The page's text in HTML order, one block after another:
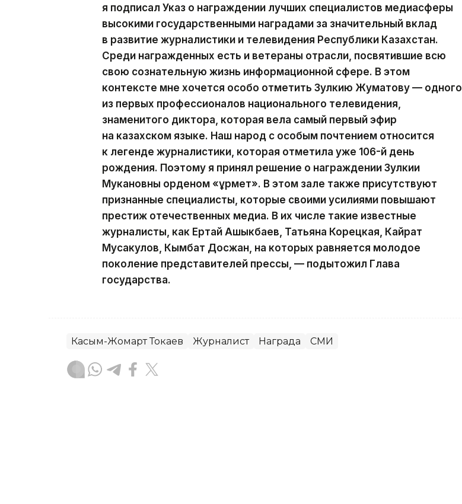
я подписал Указ о награждении лучших специалистов медиасферы
высокими государственными наградами за значительный вклад
в развитие журналистики и телевидения Республики Казахстан.
Среди награжденных есть и ветераны отрасли, посвятившие всю
свою сознательную жизнь информационной сфере. В этом
контексте мне хочется особо отметить Зулкию Жуматову — одного
из первых профессионалов национального телевидения,
знаменитого диктора, которая вела самый первый эфир
на казахском языке. Наш народ с особым почтением относится
к легенде журналистики, которая отметила уже 106-й день
рождения. Поэтому я принял решение о награждении Зулкии
Мукановны орденом «Құрмет». В этом зале также присутствуют
признанные специалисты, которые своими усилиями повышают
престиж отечественных медиа. В их числе такие известные
журналисты, как Ертай Ашыкбаев, Татьяна Корецкая, Кайрат
Мусакулов, Кымбат Досжан, на которых равняется молодое
поколение представителей прессы, — подытожил Глава
государства.
Касым-Жомарт Токаев Журналист Награда СМИ